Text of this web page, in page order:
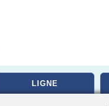
LIGNE